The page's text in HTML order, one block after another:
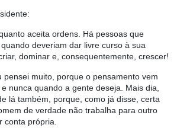
aceita ordens. Há pessoas que
deveriam dar livre curso à sua
dominar e, consequentemente, crescer!
pensei muito, porque o pensamento vem
nunca quando a gente deseja. Mais dia,
lá também, porque, como já disse, certa
de verdade não trabalha para outro
conta própria.